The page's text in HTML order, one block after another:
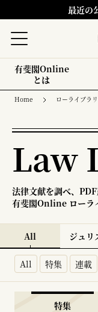
最近の
有斐閣Online
とは
Home ローライブラ
Law
法律文献を調べ、PDF
有斐閣Online ローラ
All ジュリ
All 特集 連載
特集